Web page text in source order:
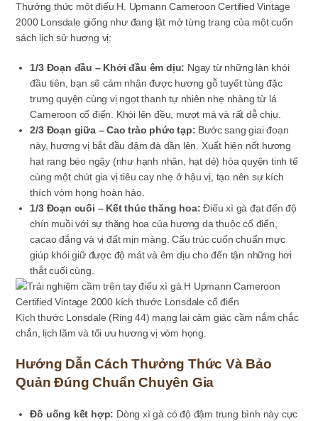
Thưởng thức một điếu H. Upmann Cameroon Certified Vintage
2000 Lonsdale giống như đang lật mở từng trang của một cuốn
sách lịch sử hương vị:
1/3 Đoạn đầu – Khởi đầu êm dịu: Ngay từ những làn khói
đầu tiên, bạn sẽ cảm nhận được hương gỗ tuyết tùng đặc
trưng quyện cùng vị ngọt thanh tự nhiên nhẹ nhàng từ lá
Cameroon cổ điển. Khói lên đều, mượt mà và rất dễ chịu.
2/3 Đoạn giữa – Cao trào phức tạp: Bước sang giai đoạn
này, hương vị bắt đầu đậm đà dần lên. Xuất hiện nốt hương
hạt rang béo ngậy (như hạnh nhân, hạt dẻ) hòa quyện tinh tế
cùng một chút gia vị tiêu cay nhẹ ở hậu vị, tạo nên sự kích
thích vòm họng hoàn hảo.
1/3 Đoạn cuối – Kết thúc thăng hoa: Điếu xì gà đạt đến độ
chín muồi với sự thăng hoa của hương da thuộc cổ điển,
cacao đắng và vị đất mịn màng. Cấu trúc cuốn chuẩn mực
giúp khói giữ được độ mát và êm dịu cho đến tận những hơi
thắt cuối cùng.
Kích thước Lonsdale (Ring 44) mang lại cảm giác cầm nắm chắc
chắn, lịch lãm và tối ưu hương vị vòm họng.
Hướng Dẫn Cách Thưởng Thức Và Bảo
Quản Đúng Chuẩn Chuyên Gia
Đồ uống kết hợp: Dòng xì gà có độ đậm trung bình này cực